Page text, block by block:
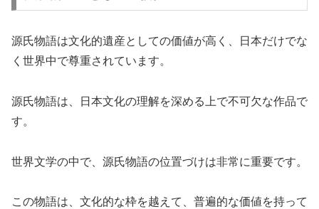
源氏物語は文化的遺産としての価値が高く、日本だけでな
く世界中で尊重されています。
源氏物語は、日本文化の理解を深める上で不可欠な作品で
す。
世界文学の中で、源氏物語の位置づけは非常に重要です。
この物語は、文化的な枠を越えて、普遍的な価値を持って